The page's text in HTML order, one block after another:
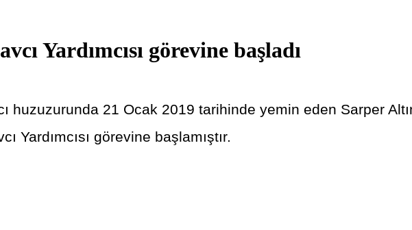
Yardımcısı görevine başladı
huzuzurunda 21 Ocak 2019 tarihinde yemin eden Sarper
Yardımcısı görevine başlamıştır.